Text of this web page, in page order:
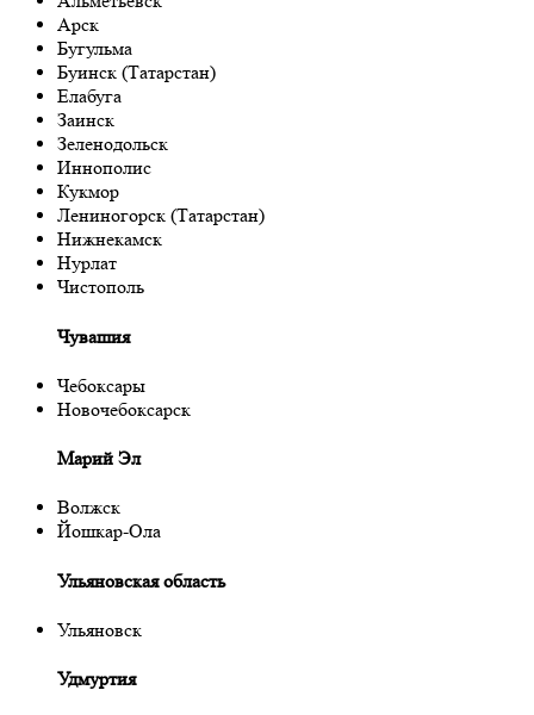
Арск
Бугульма
Буинск (Татарстан)
Елабуга
Заинск
Зеленодольск
Иннополис
Кукмор
Лениногорск (Татарстан)
Нижнекамск
Нурлат
Чистополь
Чувашия
Чебоксары
Новочебоксарск
Марий Эл
Волжск
Йошкар-Ола
Ульяновская область
Ульяновск
Удмуртия